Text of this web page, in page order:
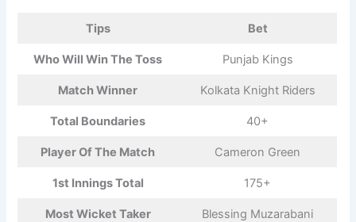
Tips Bet
Who Will Win The Toss Punjab Kings
Match Winner Kolkata Knight Riders
Total Boundaries 40+
Player Of The Match Cameron Green
1st Innings Total 175+
Most Wicket Taker Blessing Muzarabani